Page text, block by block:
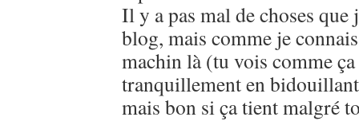
Il y a pas mal de choses que
blog, mais comme je
machin là (tu vois comme
tranquillement en
mais bon si ça tient malgré